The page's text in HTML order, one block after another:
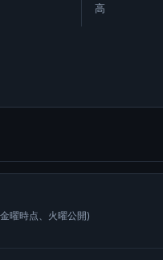
高
曜時点、火曜公開)